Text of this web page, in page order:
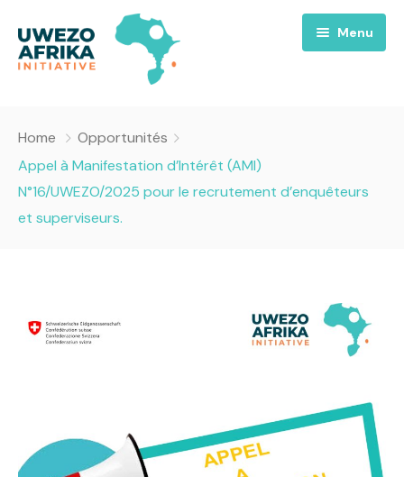
Menu
Nous
A propos
Projets
Success Story
Technologies
Emissions
Opportunités
Home
Opportunités
Appel à Manifestation d’Intérêt (AMI)
N°16/UWEZO/2025 pour le recrutement d’enquêteurs
et superviseurs.